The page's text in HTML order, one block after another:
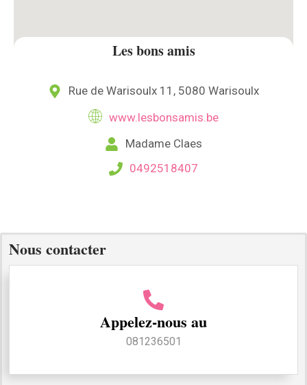
Les bons amis
Rue de Warisoulx 11, 5080 Warisoulx
www.lesbonsamis.be
Madame Claes
0492518407
Nous contacter
Appelez-nous au
081236501